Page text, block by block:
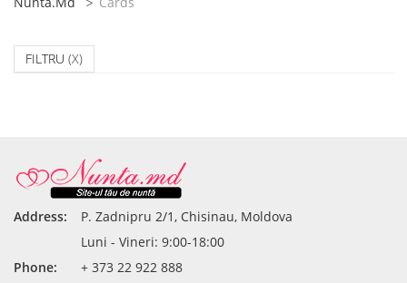
FILTRU (X)
Address:
P. Zadnipru 2/1, Chisinau, Moldova
Luni - Vineri: 9:00-18:00
Phone:
+ 373 22 922 888